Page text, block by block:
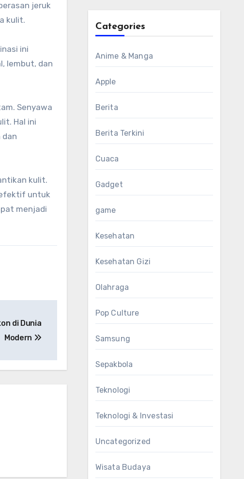
jeruk
kulit.
ini
lembut, dan
Senyawa
Hal ini
dan
kulit.
untuk
menjadi
di Dunia
Modern
Categories
Anime & Manga
Apple
Berita
Berita Terkini
Cuaca
Gadget
game
Kesehatan
Kesehatan Gizi
Olahraga
Pop Culture
Samsung
Sepakbola
Teknologi
Teknologi & Investasi
Uncategorized
Wisata Budaya